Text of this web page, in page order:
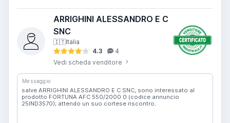
ARRIGHINI ALESSANDRO E C
SNC
🇮🇹Italia
4.3
4
Vedi scheda venditore
Messaggio